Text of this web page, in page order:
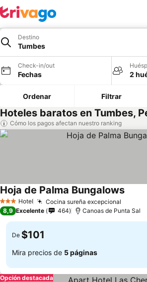
Destino
Tumbes
Check-in/out
Fechas 2
Ordenar Filtrar
Hoteles baratos en Tumbes,
Cómo los pagos afectan nuestro ranking
3 Estrellas
Hotel Cocina sureña excepcional
Hoja de Palma Bungalows
8,9 Excelente 464 Canoas de Punta Sal
De $101
Mira precios de 5 páginas
Opción destacada